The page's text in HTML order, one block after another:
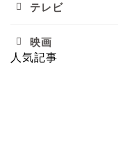
テレビ
映画
人気記事